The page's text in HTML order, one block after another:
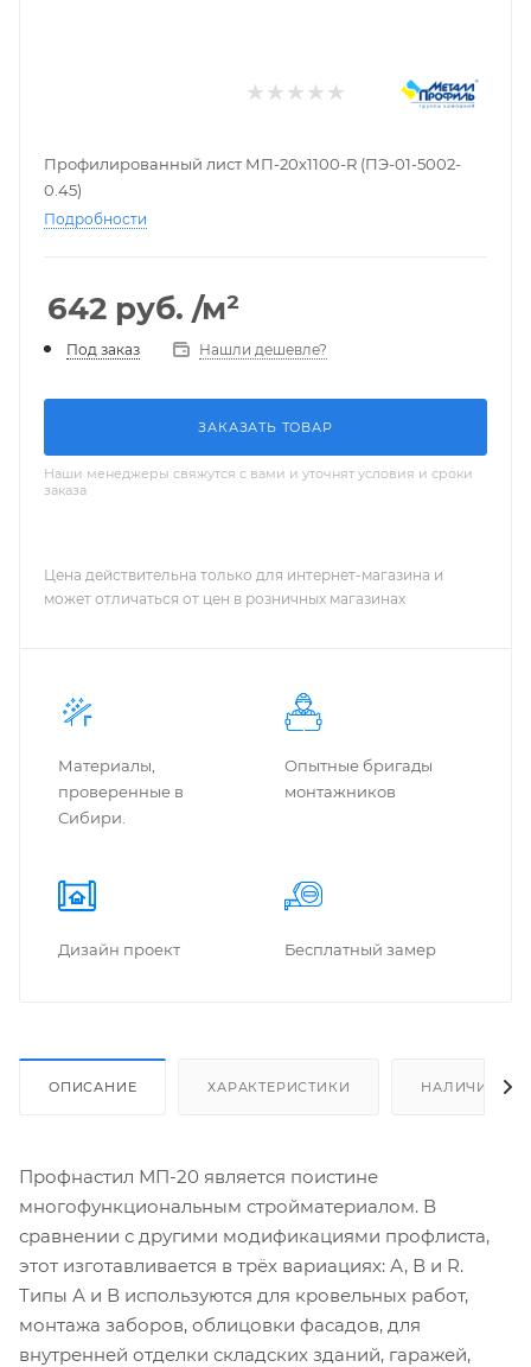
Профилированный лист МП-20х1100-R (ПЭ-01-5002-
0.45)
Подробности
642 руб. /м²
Под заказ Нашли дешевле?
ЗАКАЗАТЬ ТОВАР
Наши менеджеры свяжутся с вами и уточнят условия и сроки
заказа
Цена действительна только для интернет-магазина и
может отличаться от цен в розничных магазинах
Материалы,
проверенные в
Сибири.
Опытные бригады
монтажников
Дизайн проект Бес­плат­ный замер
ОПИСАНИЕ ХАРАКТЕРИСТИКИ НАЛИЧИЕ
Профнастил МП-20 является поистине
многофункциональным стройматериалом. В
сравнении с другими модификациями профлиста,
этот изготавливается в трёх вариациях: А, В и R.
Типы А и В используются для кровельных работ,
монтажа заборов, облицовки фасадов, для
внутренней отделки складских зданий, гаражей,